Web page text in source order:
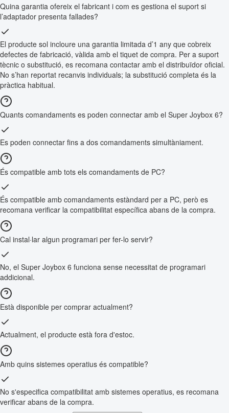
Quina garantia ofereix el fabricant i com es gestiona el suport si
l’adaptador presenta fallades?
El producte sol incloure una garantia limitada d’1 any que cobreix
defectes de fabricació, vàlida amb el tiquet de compra. Per a suport
tècnic o substitució, es recomana contactar amb el distribuïdor oficial.
No s’han reportat recanvis individuals; la substitució completa és la
pràctica habitual.
Quants comandaments es poden connectar amb el Super Joybox 6?
Es poden connectar fins a dos comandaments simultàniament.
És compatible amb tots els comandaments de PC?
És compatible amb comandaments estàndard per a PC, però es
recomana verificar la compatibilitat específica abans de la compra.
Cal instal·lar algun programari per fer-lo servir?
No, el Super Joybox 6 funciona sense necessitat de programari
addicional.
Està disponible per comprar actualment?
Actualment, el producte està fora d'estoc.
Amb quins sistemes operatius és compatible?
No s'especifica compatibilitat amb sistemes operatius, es recomana
verificar abans de la compra.